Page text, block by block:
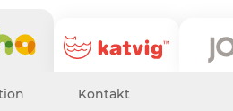
Kontakt